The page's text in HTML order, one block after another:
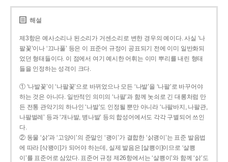
해설
제3항은 예사소리나 된소리가 거센소리로 변한 경우의 예이다. 사실 ‘나
팔꽃’이나 ‘끄나풀’ 등은 이 표준어 규정이 공표되기 전에 이미 일반화되
었던 형태들이다. 이 점에서 여기 예시한 어휘는 이미 뿌리를 내린 형태
들을 인정하는 성격이 크다.
① ‘나발꽃’이 ‘나팔꽃’으로 바뀌었으나 모든 ‘나발’을 ‘나팔’로 바꾸어야
하는 것은 아니다. 일반적인 의미의 ‘나팔’과 함께 놋쇠로 긴 대롱처럼 만
든 전통 관악기의 하나인 ‘나발’도 인정될 뿐만 아니라 ‘나팔바지, 나팔관,
나팔벌레’ 등과 ‘개나발, 병나발’ 등의 합성어에서도 각각 구별되어 쓰인
다.
② 동물 ‘삵’과 ‘고양이’의 준말인 ‘괭이’가 결합한 ‘삵괭이’는 표준 발음법
에 따라 [삭꽹이]가 되어야 하는데, 실제 발음은 [살쾡이]이므로 ‘살쾡
이’를 표준어로 삼았다. 표준어 규정 제26항에서는 ‘살쾡이’와 함께 ‘삵’도